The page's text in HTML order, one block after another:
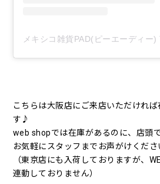
こちらは大阪店にご来店いただけれ
す♪
web shopでは在庫があるのに、店頭
お気軽にスタッフまでお声がけくださ
（東京店にも入荷しておりますが、
連動しておりません）